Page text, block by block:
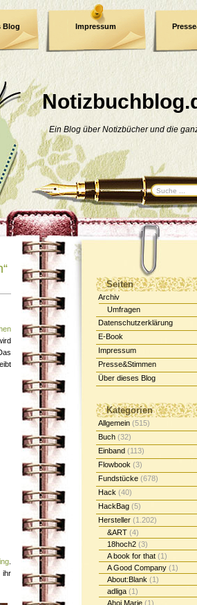
Ein Blog über Notizbücher und die
Blog Impressum
Datenschutzerklärung
Seiten
Archiv
Umfragen
Datenschutzerklärung
E-Book
Impressum
Presse&Stimmen
Über dieses Blog
Kategorien
Allgemein (515)
Buch (32)
Einband (113)
Flowbook (3)
Fundstücke (678)
Hack (40)
HackBag (5)
Hersteller (1.202)
&ART (4)
18hoch2 (3)
A book for that (1)
A Good Company (1)
About:Blank (1)
adliga (1)
Ahoi Marie (1)
ihr